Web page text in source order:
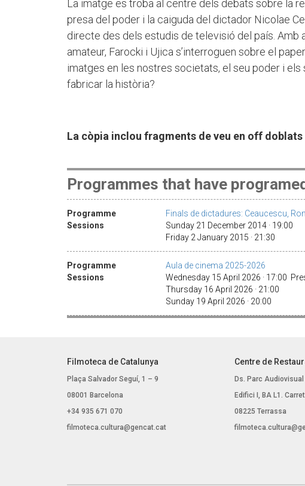
La imatge es troba al centre dels debats sobre la
presa del poder i la caiguda del dictador Nicolae
directe des dels estudis de televisió del país. Amb
amateur, Farocki i Ujica s’interroguen sobre el
imatges en les nostres societats, el seu poder i
fabricar la història?
La còpia inclou fragments de veu en off
Programmes that have
Programme
Finals de dictadures: Ceaucescu,
Sessions
Sunday 21 December 2014 · 19:00
Friday 2 January 2015 · 21:30
Programme
Aula de cinema 2025-2026
Sessions
Wednesday 15 April 2026 · 17:00
Thursday 16 April 2026 · 21:00
Sunday 19 April 2026 · 20:00
Filmoteca de Catalunya
Plaça Salvador Seguí, 1 – 9
08001 Barcelona
+34 935 671 070
filmoteca.cultura@gencat.cat
Centre de
Ds. Parc
Edifici I, BA L1.
08225 Terrassa